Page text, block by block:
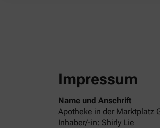
Impressum
Name und Anschrift
Apotheke in der Marktplatz
Inhaber/-in: Shirly Lie